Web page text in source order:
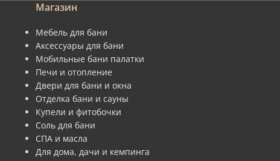
Магазин
Мебель для бани
Аксессуары для бани
Мобильные бани палатки
Печи и отопление
Двери для бани и окна
Отделка бани и сауны
Купели и фитобочки
Соль для бани
СПА и масла
Для дома, дачи и кемпинга